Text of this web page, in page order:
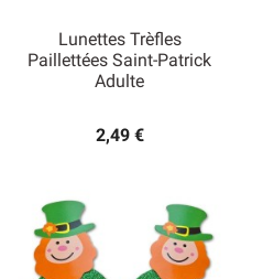
Lunettes Trèfles
Paillettées Saint-Patrick
Adulte
2,49 €